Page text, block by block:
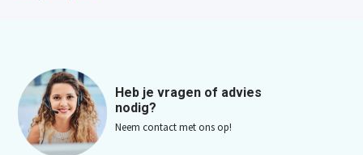
Heb je vragen of advies
nodig?
Neem contact met ons op!